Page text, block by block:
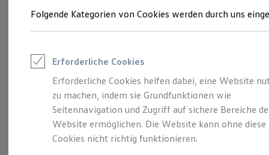
Junge Gebrauchtwagen und Gebrauchtwagen
Saisonangebote
Leasing
Leasing-Angebote
Gebrauchtwagen Leasing
Junge Gebrauchtwagen-Leasing
Elektroauto Leasing
Kleinwagen-Leasing
Leasing ohne Anzahlung
Kompakt.
Charismatisch. Coupé.
Folgende Kategorien von Cookies werden durch uns
Erforderliche Cookies
Erforderliche Cookies helfen dabei, eine Website
zu machen, indem sie Grundfunktionen wie
Seitennavigation und Zugriff auf sichere Bereiche
Website ermöglichen. Die Website kann ohne diese
Cookies nicht richtig funktionieren.